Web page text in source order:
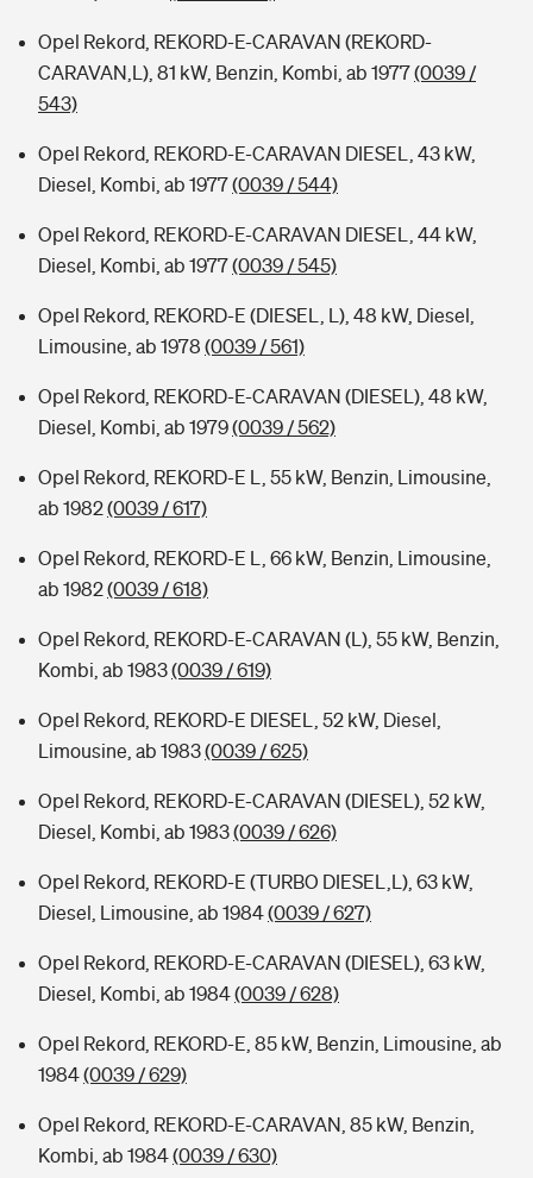
Opel Rekord, REKORD-E-CARAVAN (REKORD-
CARAVAN,L), 81 kW, Benzin, Kombi, ab 1977(0039 /
543)
Opel Rekord, REKORD-E-CARAVAN DIESEL, 43 kW,
Diesel, Kombi, ab 1977(0039 / 544)
Opel Rekord, REKORD-E-CARAVAN DIESEL, 44 kW,
Diesel, Kombi, ab 1977(0039 / 545)
Opel Rekord, REKORD-E (DIESEL, L), 48 kW, Diesel,
Limousine, ab 1978 (0039 / 561)
Opel Rekord, REKORD-E-CARAVAN (DIESEL), 48 kW,
Diesel, Kombi, ab 1979(0039 / 562)
Opel Rekord, REKORD-E L, 55 kW, Benzin, Limousine,
ab 1982(0039 / 617)
Opel Rekord, REKORD-E L, 66 kW, Benzin, Limousine,
ab 1982(0039 / 618)
Opel Rekord, REKORD-E-CARAVAN (L), 55 kW, Benzin,
Kombi, ab 1983(0039 / 619)
Opel Rekord, REKORD-E DIESEL, 52 kW, Diesel,
Limousine, ab 1983(0039 / 625)
Opel Rekord, REKORD-E-CARAVAN (DIESEL), 52 kW,
Diesel, Kombi, ab 1983(0039 / 626)
Opel Rekord, REKORD-E (TURBO DIESEL,L), 63 kW,
Diesel, Limousine, ab 1984(0039 / 627)
Opel Rekord, REKORD-E-CARAVAN (DIESEL), 63 kW,
Diesel, Kombi, ab 1984(0039 / 628)
Opel Rekord, REKORD-E, 85 kW, Benzin, Limousine, ab
1984(0039 / 629)
Opel Rekord, REKORD-E-CARAVAN, 85 kW, Benzin,
Kombi, ab 1984(0039 / 630)